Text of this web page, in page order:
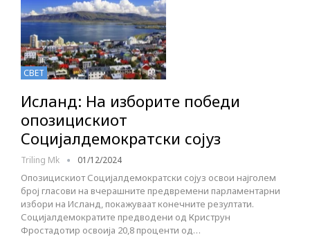
СВЕТ
Исланд: На изборите победи
опозицискиот
Социјалдемократски сојуз
Triling Mk 01/12/2024
Опозицискиот Социјалдемократски сојуз освои најголем
број гласови на вчерашните предвремени парламентарни
избори на Исланд, покажуваат конечните резултати.
Социјалдемократите предводени од Криструн
Фростадотир освоија 20,8 проценти од…